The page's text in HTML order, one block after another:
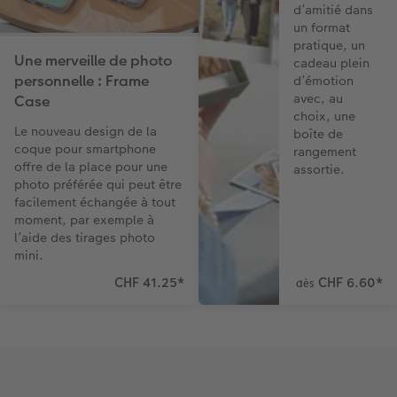
Une merveille de photo
personnelle : Frame
Case
Le nouveau design de la
coque pour smartphone
offre de la place pour une
photo préférée qui peut être
facilement échangée à tout
moment, par exemple à
l’aide des tirages photo
mini.
CHF 41.25*
d’amitié dans
un format
pratique, un
cadeau plein
d’émotion
avec, au
choix, une
boîte de
rangement
assortie.
dès CHF 6.60*